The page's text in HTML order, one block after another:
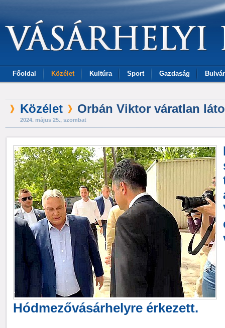
Főoldal Közélet Kultúra Sport Gazdaság Bulvár
Közélet Orbán Viktor váratlan
2024. május 25., szombat
Hódmezővásárhelyre érkezett.